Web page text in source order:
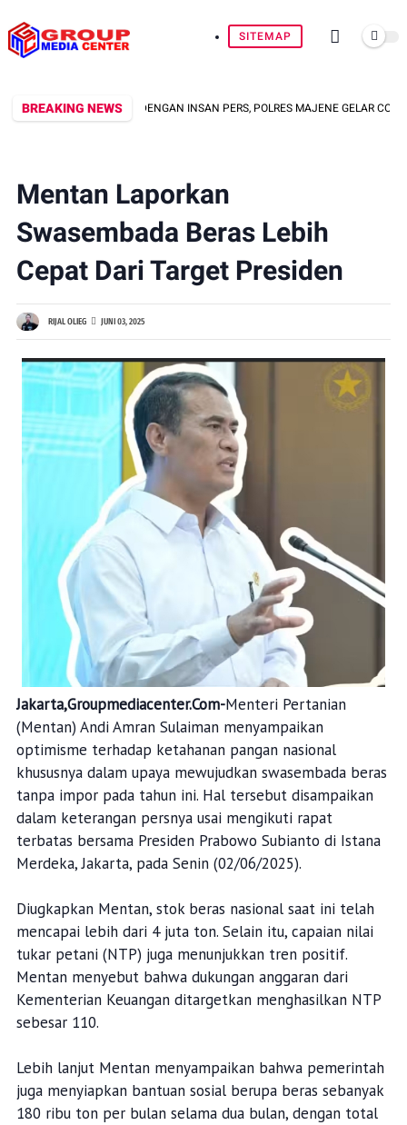
SITEMAP
BREAKING NEWS
KEMITRAAN DENGAN INSAN PERS, POLRES MAJENE GELAR COFFEE
Mentan Laporkan
Swasembada Beras Lebih
Cepat Dari Target Presiden
RIJAL OLIEG JUNI 03, 2025
Jakarta,Groupmediacenter.Com-Menteri Pertanian
(Mentan) Andi Amran Sulaiman menyampaikan
optimisme terhadap ketahanan pangan nasional
khususnya dalam upaya mewujudkan swasembada beras
tanpa impor pada tahun ini. Hal tersebut disampaikan
dalam keterangan persnya usai mengikuti rapat
terbatas bersama Presiden Prabowo Subianto di Istana
Merdeka, Jakarta, pada Senin (02/06/2025).
Diugkapkan Mentan, stok beras nasional saat ini telah
mencapai lebih dari 4 juta ton. Selain itu, capaian nilai
tukar petani (NTP) juga menunjukkan tren positif.
Mentan menyebut bahwa dukungan anggaran dari
Kementerian Keuangan ditargetkan menghasilkan NTP
sebesar 110.
Lebih lanjut Mentan menyampaikan bahwa pemerintah
juga menyiapkan bantuan sosial berupa beras sebanyak
180 ribu ton per bulan selama dua bulan, dengan total